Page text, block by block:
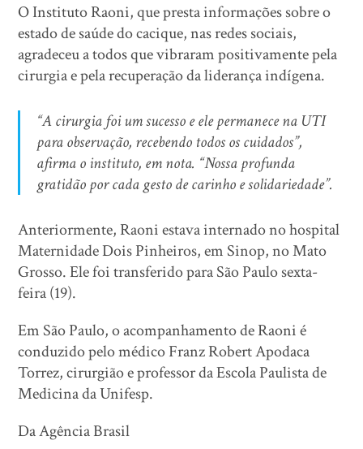
O Instituto Raoni, que presta informações sobre o
estado de saúde do cacique, nas redes sociais,
agradeceu a todos que vibraram positivamente pela
cirurgia e pela recuperação da liderança indígena.
“A cirurgia foi um sucesso e ele permanece na UTI
para observação, recebendo todos os cuidados”,
afirma o instituto, em nota. “Nossa profunda
gratidão por cada gesto de carinho e solidariedade”.
Anteriormente, Raoni estava internado no hospital
Maternidade Dois Pinheiros, em Sinop, no Mato
Grosso. Ele foi transferido para São Paulo sexta-
feira (19).
Em São Paulo, o acompanhamento de Raoni é
conduzido pelo médico Franz Robert Apodaca
Torrez, cirurgião e professor da Escola Paulista de
Medicina da Unifesp.
Da Agência Brasil